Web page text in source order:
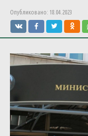
Опубликовано: 18.04.2023